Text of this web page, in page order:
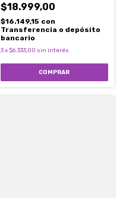
$18.999,00
$16.149,15 con
Transferencia o depósito
bancario
3 x $6.333,00 sin interés